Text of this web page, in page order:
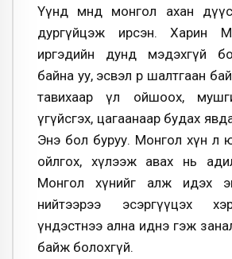
Үүнд өмнөд монгол ахан
дургүйцэж ирсэн. Харин
иргэдийн дунд мэдэхгүй
байна уу, эсвэл өөр шалтгаан
тавихаар үл ойшоох,
үгүйсгэх, цагаанаар будах
Энэ бол буруу. Монгол хүн л
ойлгох, хүлээж авах нь
Монгол хүнийг алж идэх
нийтээрээ эсэргүүцэх
үндэстнээ ална иднэ гэж
байж болохгүй.